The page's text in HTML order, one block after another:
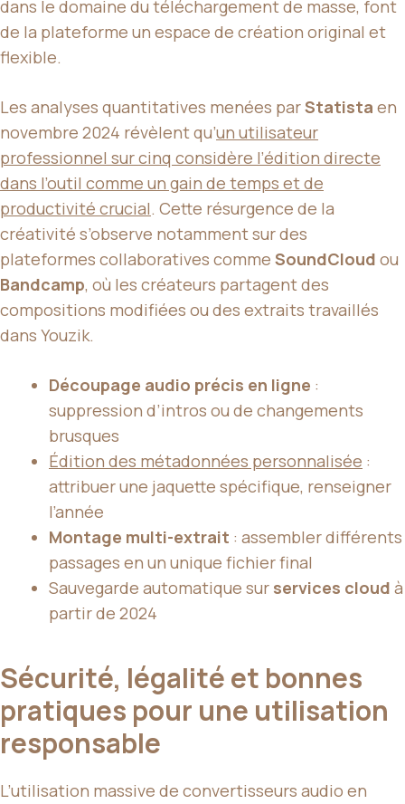
dans le domaine du téléchargement de masse, font
de la plateforme un espace de création original et
flexible.
Les analyses quantitatives menées parStatista en
novembre 2024 révèlent qu’un utilisateur
professionnel sur cinq considère l’édition directe
dans l’outil comme un gain de temps et de
productivité crucial. Cette résurgence de la
créativité s’observe notamment sur des
plateformes collaboratives comme SoundCloud ou
Bandcamp, où les créateurs partagent des
compositions modifiées ou des extraits travaillés
dans Youzik.
Découpage audio précis en ligne :
suppression d’intros ou de changements
brusques
Édition des métadonnées personnalisée :
attribuer une jaquette spécifique, renseigner
l’année
Montage multi-extrait : assembler différents
passages en un unique fichier final
Sauvegarde automatique sur services cloud à
partir de 2024
Sécurité, légalité et bonnes
pratiques pour une utilisation
responsable
L’utilisation massive de convertisseurs audio en